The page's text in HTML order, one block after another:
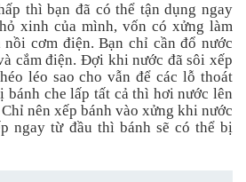
thì bạn đã có thể tận dụng ngay
xinh của mình, vốn có xửng làm
nồi cơm điện. Bạn chỉ cần đổ nước
cắm điện. Đợi khi nước đã sôi xếp
léo sao cho vẫn để các lỗ thoát
bánh che lấp tất cả thì hơi nước lên
nên xếp bánh vào xửng khi nước
ngay từ đầu thì bánh sẽ có thể bị